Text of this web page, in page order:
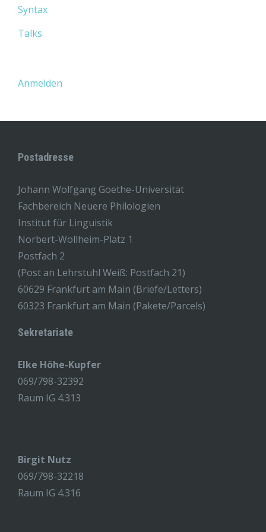
Syntax
Talks
Anmelden
Postadresse
Johann Wolfgang Goethe-Universität
Fachbereich Neuere Philologien
Institut für Linguistik
Norbert-Wollheim-Platz 1
Postfach 2
(Post an Lehrstuhl Weiß: Postfach 21)
60629 Frankfurt am Main (Briefe/Letters)
60323 Frankfurt am Main (Pakete/Parcels)
Sekretariate
Elke Höhe-Kupfer
069/798-32392
Raum IG 4.313
Birgit Nutz
069/798-32218
Raum IG 4.316